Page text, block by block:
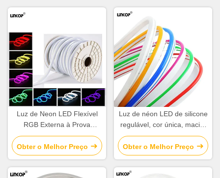
Luz de Neon LED Flexível
RGB Externa à Prova
D'água Fita de Luzes LED
Cortável Rolo 220V
Obter o Melhor Preço
Luz de néon LED de silicone
regulável, cor única, macia,
12v, fita LED de tubo de
néon de 8x16mm
Obter o Melhor Preço